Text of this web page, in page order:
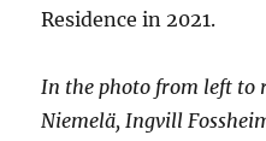
Residence in 2021.
In the photo from left to
Niemelä, Ingvill